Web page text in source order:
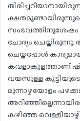
സംഭവത്തിനുശേഷം
ചോദ്യം
ചെയ്തപ്പോള്‍
കവളാകുളത്താണ്
വയസുള്ള
മൂന്നാഴ്ചയോളം
കഴിഞ്ഞ